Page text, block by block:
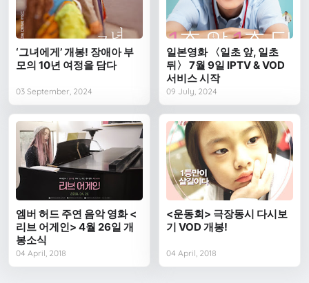
‘그녀에게’ 개봉! 장애아 부
모의 10년 여정을 담다
03 September, 2024
일본영화 〈일초 앞, 일초
뒤〉 7월 9일 IPTV & VOD
서비스 시작
09 July, 2024
엠버 허드 주연 음악 영화 <
리브 어게인> 4월 26일 개
봉소식
04 April, 2018
<운동회> 극장동시 다시보
기 VOD 개봉!
04 April, 2018